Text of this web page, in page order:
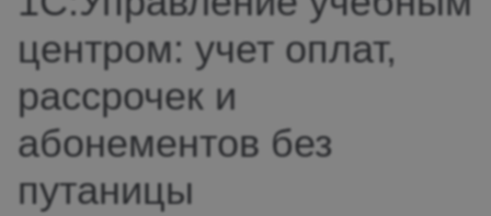
центром: учет оплат,
рассрочек и
абонементов без
путаницы